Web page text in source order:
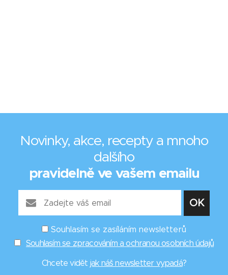
Novinky, akce, recepty a mnoho
dalšího
pravidelně ve vašem emailu
Souhlasím se zasíláním newsletterů
Souhlasím se zpracováním a ochranou osobních údajů
Chcete vidět jak náš newsletter vypadá?